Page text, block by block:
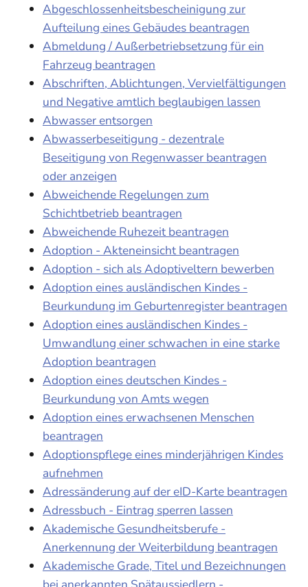
Abgeschlossenheitsbescheinigung zur
Aufteilung eines Gebäudes beantragen
Abmeldung / Außerbetriebsetzung für ein
Fahrzeug beantragen
Abschriften, Ablichtungen, Vervielfältigungen
und Negative amtlich beglaubigen lassen
Abwasser entsorgen
Abwasserbeseitigung - dezentrale
Beseitigung von Regenwasser beantragen
oder anzeigen
Abweichende Regelungen zum
Schichtbetrieb beantragen
Abweichende Ruhezeit beantragen
Adoption - Akteneinsicht beantragen
Adoption - sich als Adoptiveltern bewerben
Adoption eines ausländischen Kindes -
Beurkundung im Geburtenregister beantragen
Adoption eines ausländischen Kindes -
Umwandlung einer schwachen in eine starke
Adoption beantragen
Adoption eines deutschen Kindes -
Beurkundung von Amts wegen
Adoption eines erwachsenen Menschen
beantragen
Adoptionspflege eines minderjährigen Kindes
aufnehmen
Adressänderung auf der eID-Karte beantragen
Adressbuch - Eintrag sperren lassen
Akademische Gesundheitsberufe -
Anerkennung der Weiterbildung beantragen
Akademische Grade, Titel und Bezeichnungen